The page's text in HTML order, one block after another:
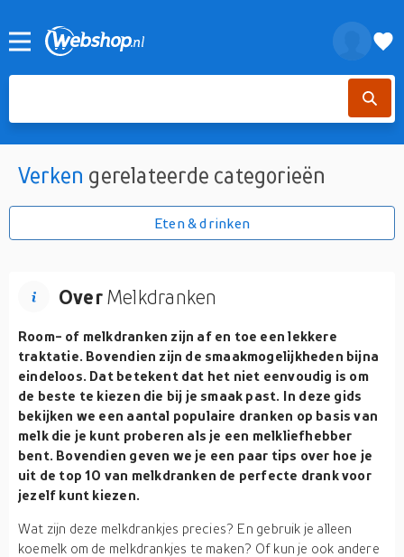
Verken gerelateerde categorieën
Eten & drinken
OverMelkdranken
Room- of melkdranken zijn af en toe een lekkere
traktatie. Bovendien zijn de smaakmogelijkheden bijna
eindeloos. Dat betekent dat het niet eenvoudig is om
de beste te kiezen die bij je smaak past. In deze gids
bekijken we een aantal populaire dranken op basis van
melk die je kunt proberen als je een melkliefhebber
bent. Bovendien geven we je een paar tips over hoe je
uit de top 10 van melkdranken de perfecte drank voor
jezelf kunt kiezen.
Wat zijn deze melkdrankjes precies? En gebruik je alleen
koemelk om de melkdrankjes te maken? Of kun je ook andere